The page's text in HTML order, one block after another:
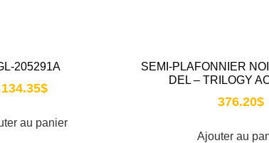
205291A
134.35$
au panier
SEMI-PLAFONNIER
DEL – TRILOGY
376.20$
Ajouter au